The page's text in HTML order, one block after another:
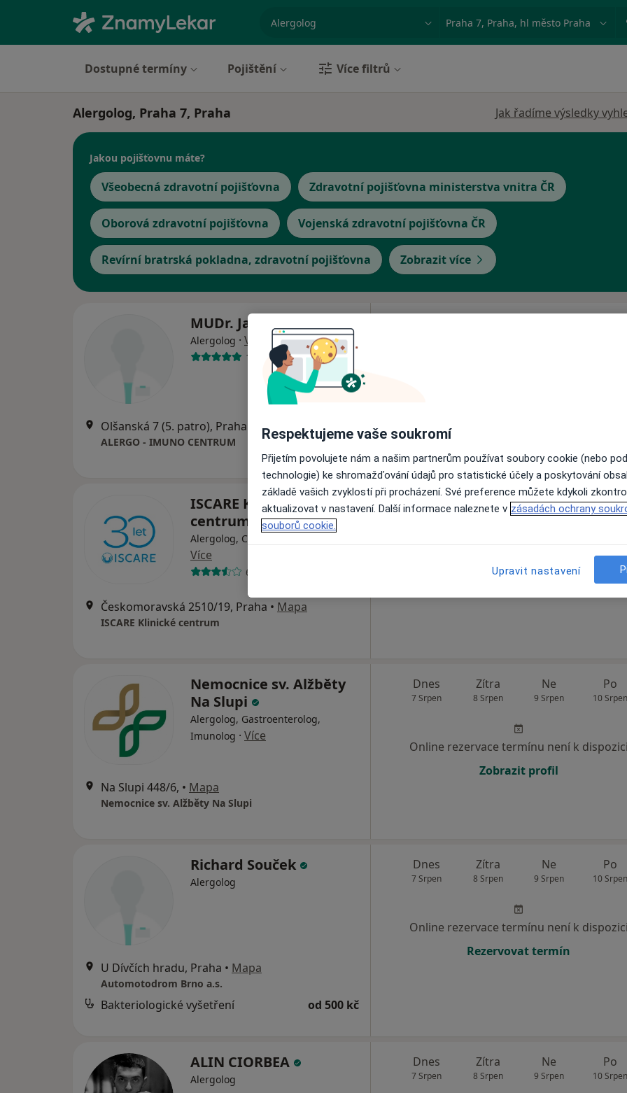
Město nebo region
Dostupné termíny Pojištění Více filtrů
Alergolog, Praha 7, Praha Jak řadíme výsledky
Jakou pojišťovnu máte?
Všeobecná zdravotní pojišťovna Zdravotní pojišťovna ministerstva vnitra ČR
Oborová zdravotní pojišťovna Vojenská zdravotní pojišťovna ČR
Revírní bratrská pokladna, zdravotní pojišťovna Zobrazit více
MUDr. Jana Prázná
Alergolog · Více
19 názorů
Olšanská 7 (5. patro), Praha Mapa
ALERGO - IMUNO CENTRUM
ISCARE Klinické
centrum
Alergolog, Chirurg, Dermatolog
Více
6 názorů
Českomoravská 2510/19, Praha • Mapa
ISCARE Klinické centrum
Dnes Zítra Ne
9 Srpen
Po
10
Online rezervace termínu není k
Nemocnice sv. Alžběty
Na Slupi
Alergolog, Gastroenterolog,
Imunolog · Více
Na Slupi 448/6, • Mapa
Nemocnice sv. Alžběty Na Slupi
Dnes
7 Srpen
Zítra
8 Srpen
Ne
9 Srpen
Po
10 Srpen
Online rezervace termínu není k dispozici
Zobrazit profil
Richard Souček
Alergolog
U Dívčích hradu, Praha • Mapa
Automotodrom Brno a.s.
Bakteriologické vyšetření od 500 kč
Dnes
7 Srpen
Zítra
8 Srpen
Ne
9 Srpen
Po
10 Srpen
Online rezervace termínu není k dispozici
Rezervovat termín
ALIN CIORBEA
Alergolog
Dnes
7 Srpen
Zítra
8 Srpen
Ne
9 Srpen
Po
10 Srpen
Respektujeme vaše soukromí
Přijetím povolujete nám a našim partnerům používat soubory cookie (nebo
technologie) ke shromažďování údajů pro statistické účely a poskytování
základě vašich zvyklostí při procházení. Své preference můžete kdykoli
aktualizovat v nastavení. Další informace naleznete v zásadách ochrany
souborů cookie.
Upravit nastavení